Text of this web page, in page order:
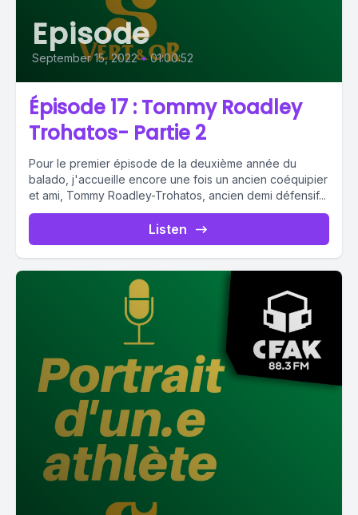
Episode
September 15, 2022 • 01:00:52
Épisode 17 : Tommy Roadley
Trohatos- Partie 2
Pour le premier épisode de la deuxième année du
balado, j'accueille encore une fois un ancien coéquipier
et ami, Tommy Roadley-Trohatos, ancien demi défensif...
Listen